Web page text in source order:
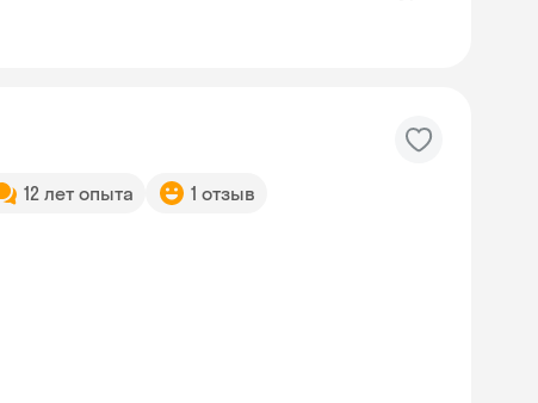
12 лет опыта 1 отзыв